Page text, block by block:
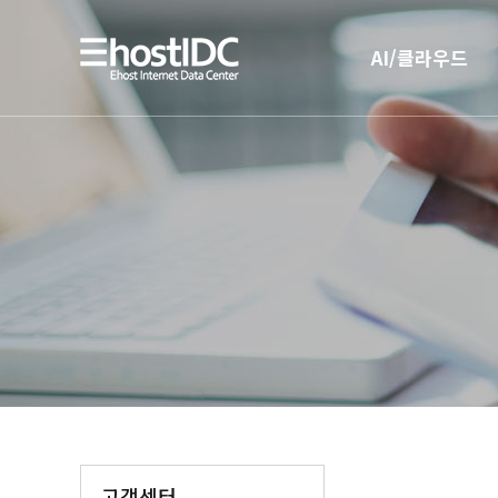
AI/클라우드
AI 인프라
AI 전용 서버호스팅